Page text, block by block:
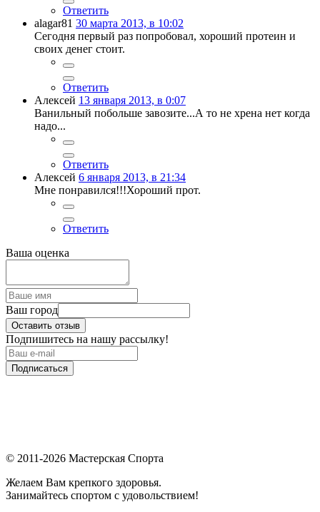
Ответить
alagar81 30 марта 2013, в 10:02
Сегодня первый раз попробовал, хороший протеин и
своих денег стоит.
Ответить
Алексей 13 января 2013, в 0:07
Ванильный побольше завозите...А то не хрена нет когда
надо...
Ответить
Алексей 6 января 2013, в 21:34
Мне понравился!!!Хороший прот.
Ответить
Ваша оценка
Ваш город
Оставить отзыв
Подпишитесь на нашу рассылку!
Подписаться
© 2011-2026 Мастерская Спорта
Желаем Вам крепкого здоровья.
Занимайтесь спортом с удовольствием!